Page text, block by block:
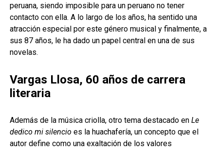
peruana, siendo imposible para un peruano no tener
contacto con ella. A lo largo de los años, ha sentido una
atracción especial por este género musical y finalmente, a
sus 87 años, le ha dado un papel central en una de sus
novelas.
Vargas Llosa, 60 años de carrera
literaria
Además de la música criolla, otro tema destacado en Le
dedico mi silencio es la huachafería, un concepto que el
autor define como una exaltación de los valores